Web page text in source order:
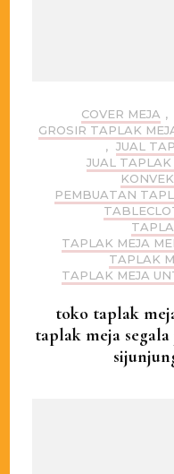
COVER MEJA ,
GROSIR TAPLAK
, JUAL
JUAL
PEMBUATAN
TAPLAK MEJA
TAPLAK
TAPLAK MEJA
toko taplak
taplak meja